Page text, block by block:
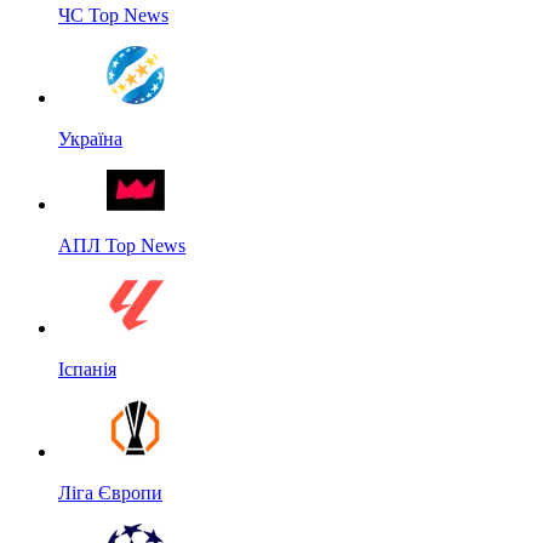
ЧС Top News
Україна
АПЛ Top News
Іспанія
Ліга Європи